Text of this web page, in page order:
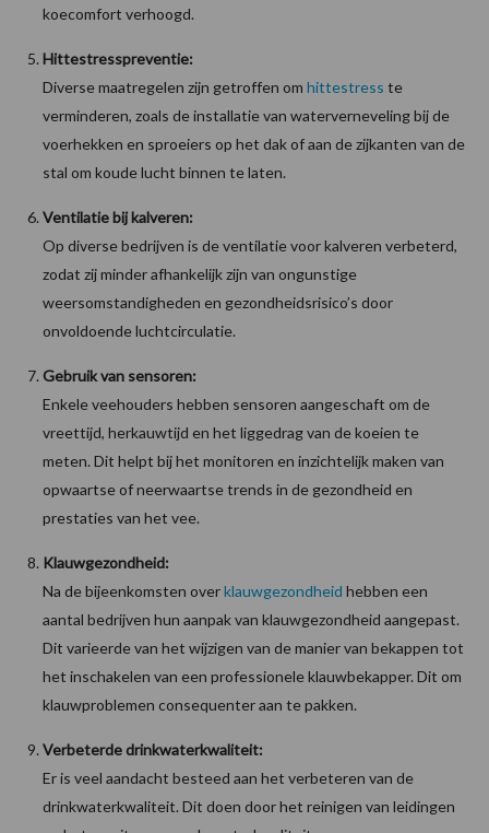
koecomfort verhoogd.
Hittestresspreventie:
Diverse maatregelen zijn getroffen om hittestress te
verminderen, zoals de installatie van waterverneveling bij de
voerhekken en sproeiers op het dak of aan de zijkanten van de
stal om koude lucht binnen te laten.
Ventilatie bij kalveren:
Op diverse bedrijven is de ventilatie voor kalveren verbeterd,
zodat zij minder afhankelijk zijn van ongunstige
weersomstandigheden en gezondheidsrisico’s door
onvoldoende luchtcirculatie.
Gebruik van sensoren:
Enkele veehouders hebben sensoren aangeschaft om de
vreettijd, herkauwtijd en het liggedrag van de koeien te
meten. Dit helpt bij het monitoren en inzichtelijk maken van
opwaartse of neerwaartse trends in de gezondheid en
prestaties van het vee.
Klauwgezondheid:
Na de bijeenkomsten overklauwgezondheid hebben een
aantal bedrijven hun aanpak van klauwgezondheid aangepast.
Dit varieerde van het wijzigen van de manier van bekappen tot
het inschakelen van een professionele klauwbekapper. Dit om
klauwproblemen consequenter aan te pakken.
Verbeterde drinkwaterkwaliteit:
Er is veel aandacht besteed aan het verbeteren van de
drinkwaterkwaliteit. Dit doen door het reinigen van leidingen